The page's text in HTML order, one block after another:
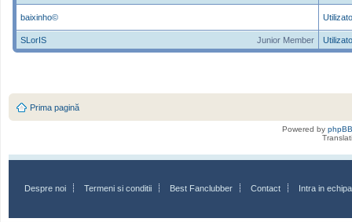
baixinho©
Junior Member
SLorIS
Prima pagină
Powered by phpBB
Despre noi Termeni si conditii Best Fanclubber Contact Intra in